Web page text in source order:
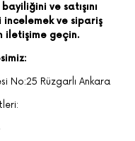
ve satışını
incelemek ve sipariş
iletişime geçin.
No:25 Rüzgarlı Ankara